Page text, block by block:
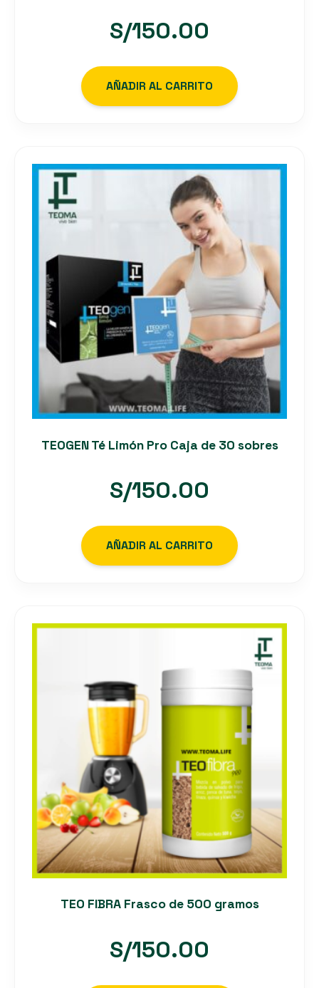
S/150.00
AÑADIR AL CARRITO
TEOGEN Té Limón Pro Caja de 30 sobres
S/150.00
AÑADIR AL CARRITO
TEO FIBRA Frasco de 500 gramos
S/150.00